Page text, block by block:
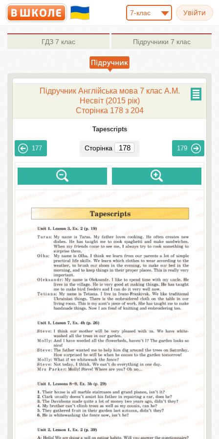
7-клас
ГДЗ 7 клас Підручники 7 клас
Підручник Англійська мова 7 клас А.М.
Несвіт (2015 рік)
Сторінка 178 з 204
Tapescripts
177 Сторінка 179